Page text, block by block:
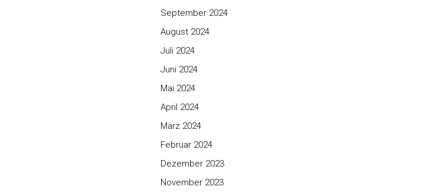
September 2024
August 2024
Juli 2024
Juni 2024
Mai 2024
April 2024
März 2024
Februar 2024
Dezember 2023
November 2023